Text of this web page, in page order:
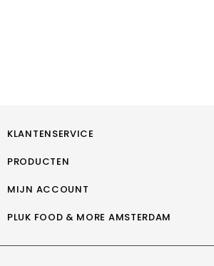
KLANTENSERVICE
PRODUCTEN
MIJN ACCOUNT
PLUK FOOD & MORE AMSTERDAM